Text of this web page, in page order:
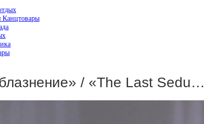
Канцтовары
/ «The Last Sedu…